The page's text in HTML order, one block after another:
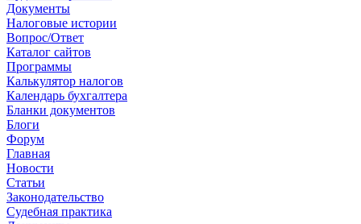
Документы
Налоговые истории
Вопрос/Ответ
Каталог сайтов
Программы
Калькулятор налогов
Календарь бухгалтера
Бланки документов
Блоги
Форум
Главная
Новости
Cтатьи
Законодательство
Судебная практика